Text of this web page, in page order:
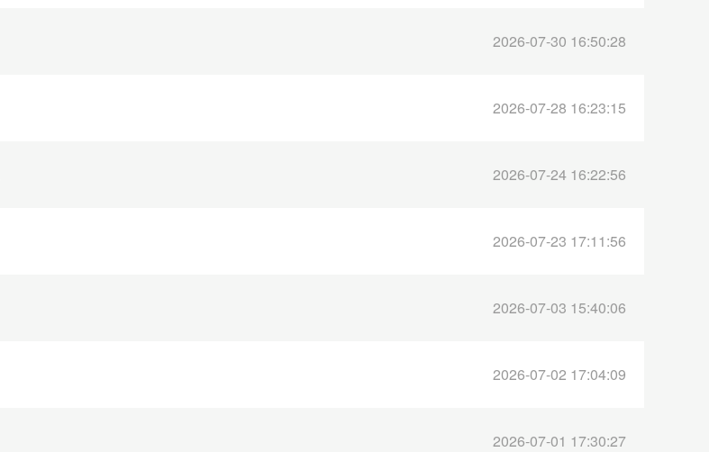
2026-07-30 16:50:28
2026-07-28 16:23:15
2026-07-24 16:22:56
2026-07-23 17:11:56
2026-07-03 15:40:06
2026-07-02 17:04:09
2026-07-01 17:30:27